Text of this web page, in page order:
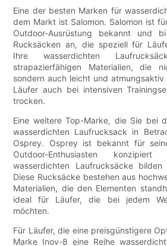
Eine der besten Marken für
dem Markt ist Salomon. Salomon ist
Outdoor-Ausrüstung bekannt und
Rucksäcken an, die speziell für
Ihre wasserdichten
strapazierfähigen Materialien, die
sondern auch leicht und
Läufer auch bei intensiven
trocken.
Eine weitere Top-Marke, die Sie bei
wasserdichten Laufrucksack in
Osprey. Osprey ist bekannt für
Outdoor-Enthusiasten
wasserdichten Laufrucksäcke
Diese Rucksäcke bestehen aus
Materialien, die den Elementen
ideal für Läufer, die bei jedem
möchten.
Für Läufer, die eine preisgünstigere
Marke Inov-8 eine Reihe